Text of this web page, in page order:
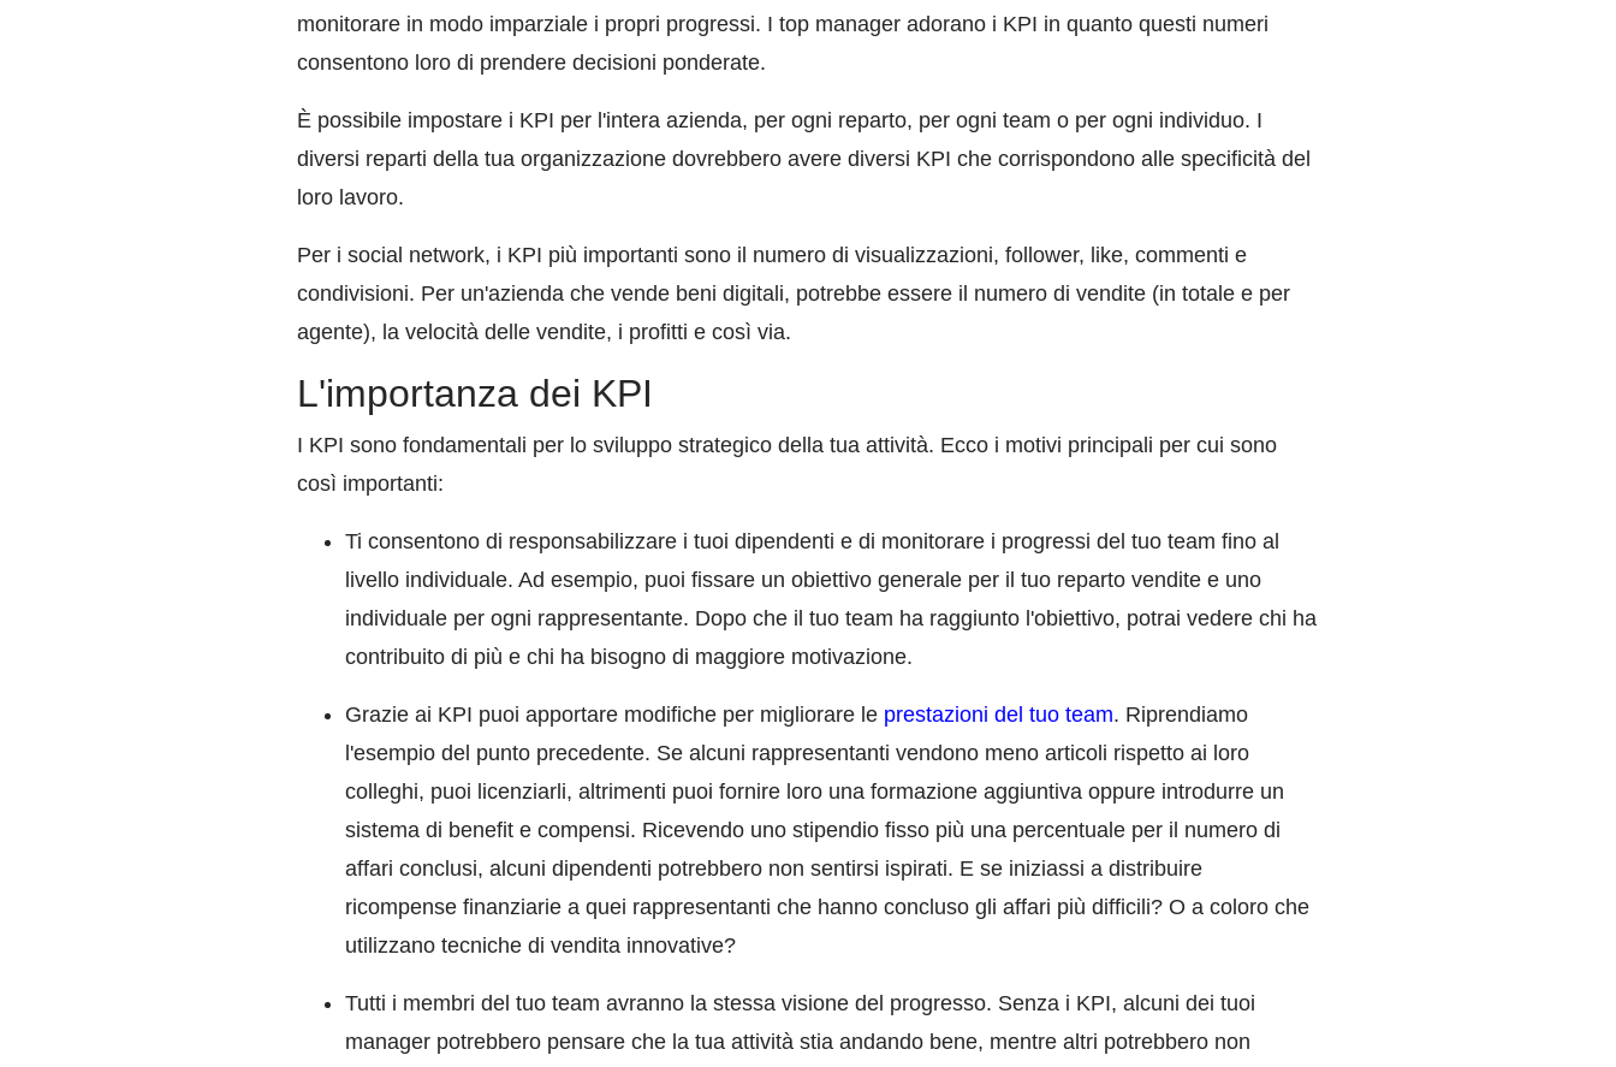
monitorare in modo imparziale i propri progressi. I top manager adorano i KPI in quanto questi numeri
consentono loro di prendere decisioni ponderate.
È possibile impostare i KPI per l'intera azienda, per ogni reparto, per ogni team o per ogni individuo. I
diversi reparti della tua organizzazione dovrebbero avere diversi KPI che corrispondono alle specificità del
loro lavoro.
Per i social network, i KPI più importanti sono il numero di visualizzazioni, follower, like, commenti e
condivisioni. Per un'azienda che vende beni digitali, potrebbe essere il numero di vendite (in totale e per
agente), la velocità delle vendite, i profitti e così via.
L'importanza dei KPI
I KPI sono fondamentali per lo sviluppo strategico della tua attività. Ecco i motivi principali per cui sono
così importanti:
Ti consentono di responsabilizzare i tuoi dipendenti e di monitorare i progressi del tuo team fino al
livello individuale. Ad esempio, puoi fissare un obiettivo generale per il tuo reparto vendite e uno
individuale per ogni rappresentante. Dopo che il tuo team ha raggiunto l'obiettivo, potrai vedere chi ha
contribuito di più e chi ha bisogno di maggiore motivazione.
Grazie ai KPI puoi apportare modifiche per migliorare le prestazioni del tuo team. Riprendiamo
l'esempio del punto precedente. Se alcuni rappresentanti vendono meno articoli rispetto ai loro
colleghi, puoi licenziarli, altrimenti puoi fornire loro una formazione aggiuntiva oppure introdurre un
sistema di benefit e compensi. Ricevendo uno stipendio fisso più una percentuale per il numero di
affari conclusi, alcuni dipendenti potrebbero non sentirsi ispirati. E se iniziassi a distribuire
ricompense finanziarie a quei rappresentanti che hanno concluso gli affari più difficili? O a coloro che
utilizzano tecniche di vendita innovative?
Tutti i membri del tuo team avranno la stessa visione del progresso. Senza i KPI, alcuni dei tuoi
manager potrebbero pensare che la tua attività stia andando bene, mentre altri potrebbero non